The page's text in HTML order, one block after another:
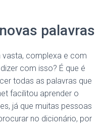
palavras
vasta, complexa e com
com isso? É que é
todas as palavras que
facilitou aprender o
já que muitas pessoas
no dicionário, por